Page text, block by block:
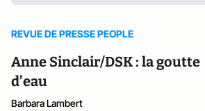
REVUE DE PRESSE PEOPLE
Anne Sinclair/DSK : la goutte
d’eau
Barbara Lambert